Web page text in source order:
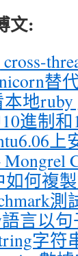
文:
替
地ruby
進制
上
Mongrel
如何複
言以
字符